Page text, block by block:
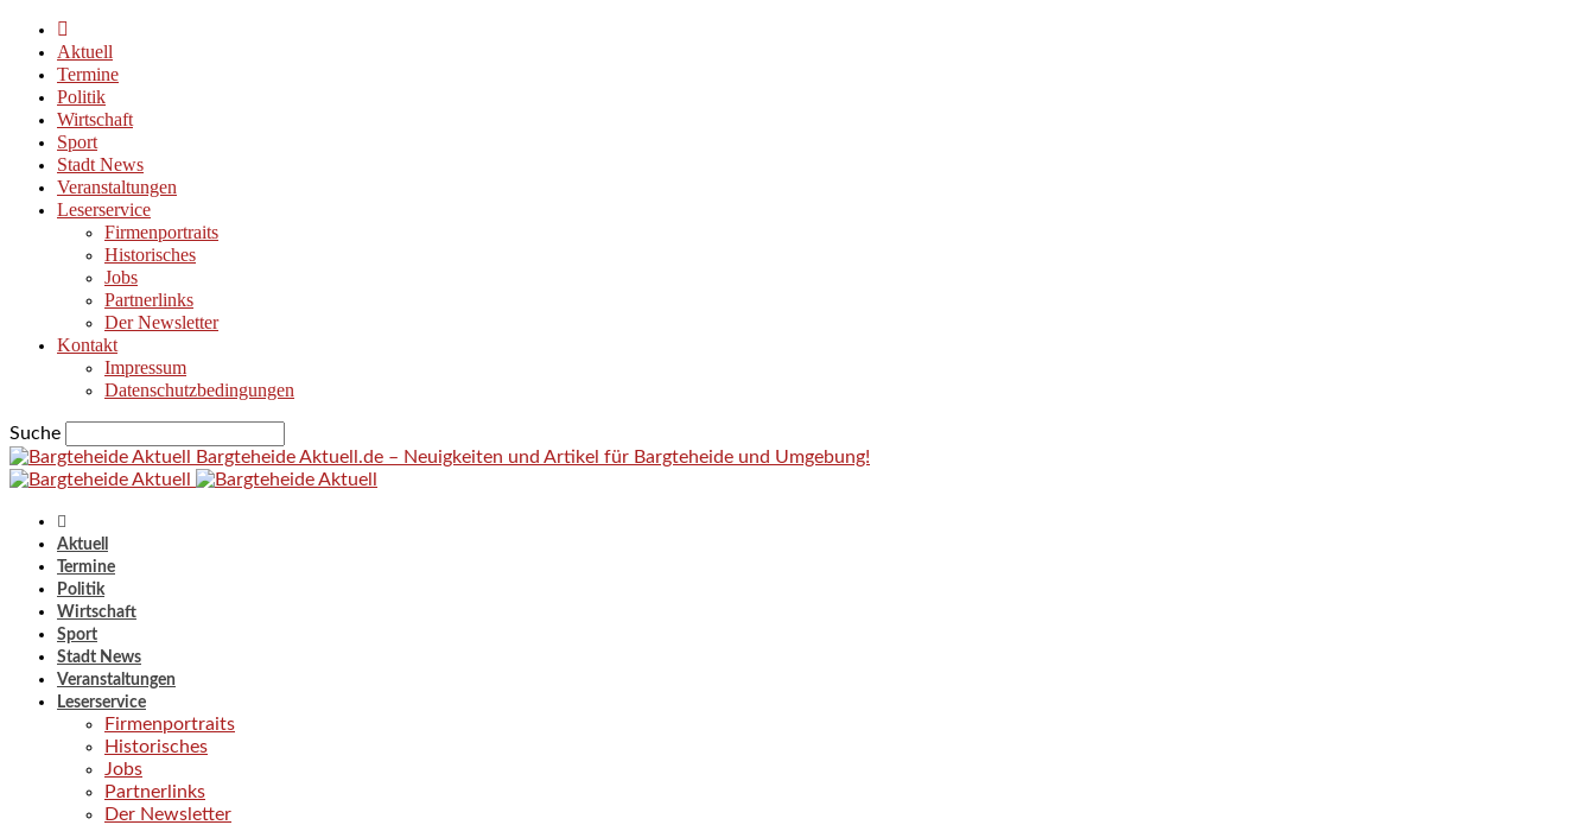
Aktuell
Termine
Politik
Wirtschaft
Sport
Stadt News
Veranstaltungen
Leserservice
Firmenportraits
Historisches
Jobs
Partnerlinks
Der Newsletter
Kontakt
Impressum
Datenschutzbedingungen
Suche
Bargteheide Aktuell.de – Neuigkeiten und Artikel für Bargteheide und Umgebung!
Aktuell
Termine
Politik
Wirtschaft
Sport
Stadt News
Veranstaltungen
Leserservice
Firmenportraits
Historisches
Jobs
Partnerlinks
Der Newsletter